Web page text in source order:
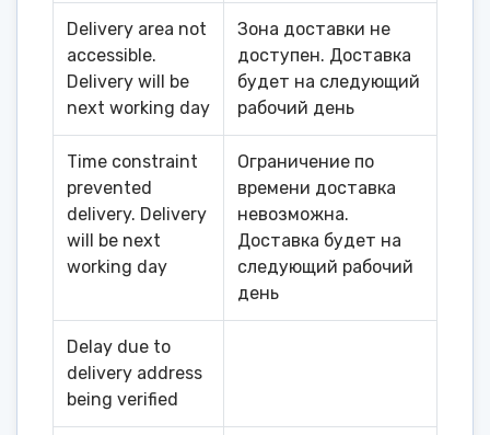
Delivery area not
accessible.
Delivery will be
next working day
Зона доставки не
доступен. Доставка
будет на следующий
рабочий день
Time constraint
prevented
delivery. Delivery
will be next
working day
Ограничение по
времени доставка
невозможна.
Доставка будет на
следующий рабочий
день
Delay due to
delivery address
being verified